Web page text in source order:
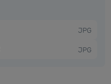
JPG
JPG